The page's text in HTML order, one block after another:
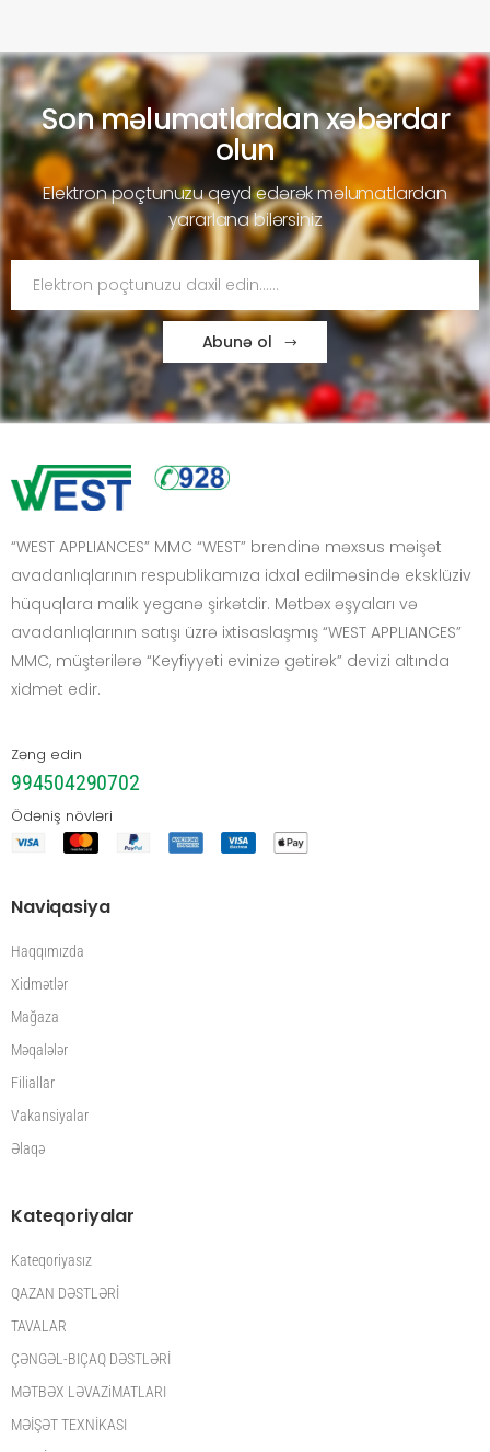
Son məlumatlardan xəbərdar
olun
Elektron poçtunuzu qeyd edərək məlumatlardan
yararlana bilərsiniz
Abunə ol
“WEST APPLIANCES” MMC “WEST” brendinə məxsus məişət
avadanlıqlarının respublikamıza idxal edilməsində eksklüziv
hüquqlara malik yeganə şirkətdir. Mətbəx əşyaları və
avadanlıqlarının satışı üzrə ixtisaslaşmış “WEST APPLIANCES”
MMC, müştərilərə “Keyfiyyəti evinizə gətirək” devizi altında
xidmət edir.
Zəng edin
994504290702
Ödəniş növləri
Naviqasiya
Haqqımızda
Xidmətlər
Mağaza
Məqalələr
Filiallar
Vakansiyalar
Əlaqə
Kateqoriyalar
Kateqoriyasız
QAZAN DƏSTLƏRİ
TAVALAR
ÇƏNGƏL-BIÇAQ DƏSTLƏRİ
MƏTBƏX LƏVAZiMATLARI
MƏİŞƏT TEXNİKASI